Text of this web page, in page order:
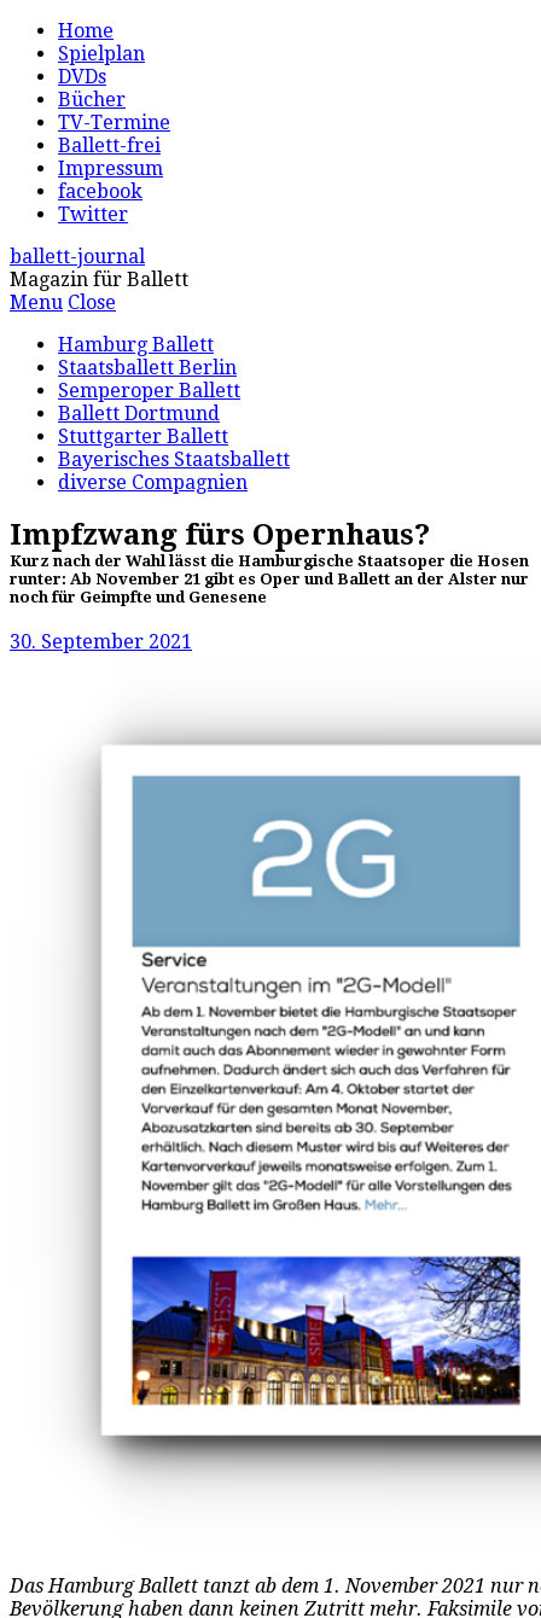
Home
Spielplan
DVDs
Bücher
TV-Termine
Ballett-frei
Impressum
facebook
Twitter
ballett-journal
Magazin für Ballett
Menu Close
Hamburg Ballett
Staatsballett Berlin
Semperoper Ballett
Ballett Dortmund
Stuttgarter Ballett
Bayerisches Staatsballett
diverse Compagnien
Impfzwang fürs Opernhaus?
Kurz nach der Wahl lässt die Hamburgische Staatsoper die Hosen
runter: Ab November 21 gibt es Oper und Ballett an der Alster nur
noch für Geimpfte und Genesene
30. September 2021
Das Hamburg Ballett tanzt ab dem 1. November 2021 nur
Bevölkerung haben dann keinen Zutritt mehr. Faksimile